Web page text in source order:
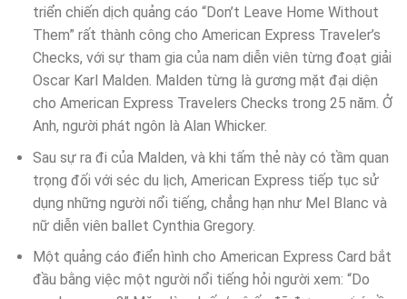
triển chiến dịch quảng cáo “Don’t Leave Home Without
Them” rất thành công cho American Express Traveler’s
Checks, với sự tham gia của nam diễn viên từng đoạt giải
Oscar Karl Malden. Malden từng là gương mặt đại diện
cho American Express Travelers Checks trong 25 năm. Ở
Anh, người phát ngôn là Alan Whicker.
Sau sự ra đi của Malden, và khi tấm thẻ này có tầm quan
trọng đối với séc du lịch, American Express tiếp tục sử
dụng những người nổi tiếng, chẳng hạn như Mel Blanc và
nữ diễn viên ballet Cynthia Gregory.
Một quảng cáo điển hình cho American Express Card bắt
đầu bằng việc một người nổi tiếng hỏi người xem: “Do